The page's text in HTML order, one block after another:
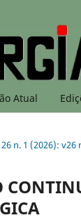
Atual
n. 1 (2026):